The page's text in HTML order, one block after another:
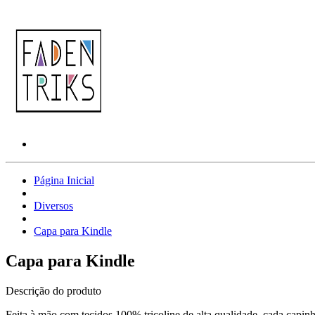
Página Inicial
Diversos
Capa para Kindle
Capa para Kindle
Descrição do produto